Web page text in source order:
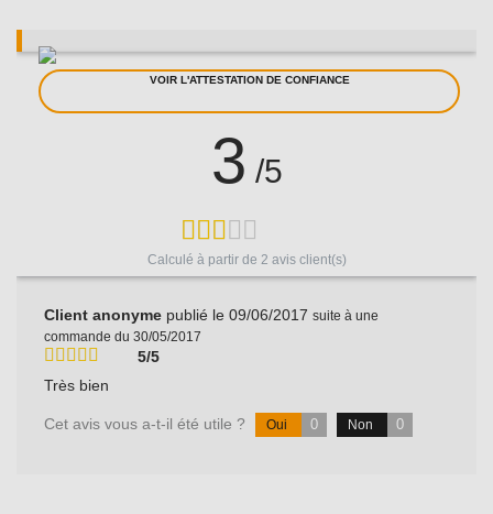
VOIR L'ATTESTATION DE CONFIANCE
3 /5
Calculé à partir de 2 avis client(s)
Client anonyme publié le 09/06/2017 suite à une
commande du 30/05/2017
5/5
Très bien
Cet avis vous a-t-il été utile ? Oui 0 Non 0